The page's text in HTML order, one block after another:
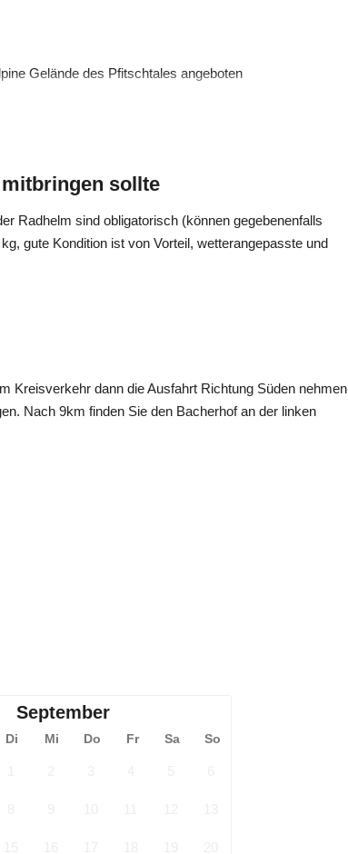
Gelände des Pfitschtales angeboten
und das Genussreite im Vordergrund steht.
dieser Leistungs-abhängig ist.
sollte
Radhelm sind obligatorisch (können gegebenenfalls
gute Kondition ist von Vorteil, wetterangepasste und
Kreisverkehr dann die Ausfahrt Richtung Süden nehmen
Nach 9km finden Sie den Bacherhof an der linken
September
Di Mi Do Fr Sa So